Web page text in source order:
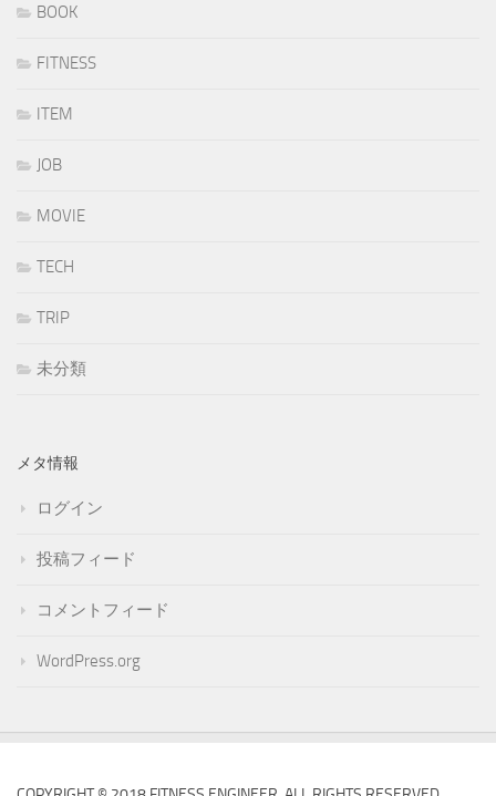
BOOK
FITNESS
ITEM
JOB
MOVIE
TECH
TRIP
未分類
メタ情報
ログイン
投稿フィード
コメントフィード
WordPress.org